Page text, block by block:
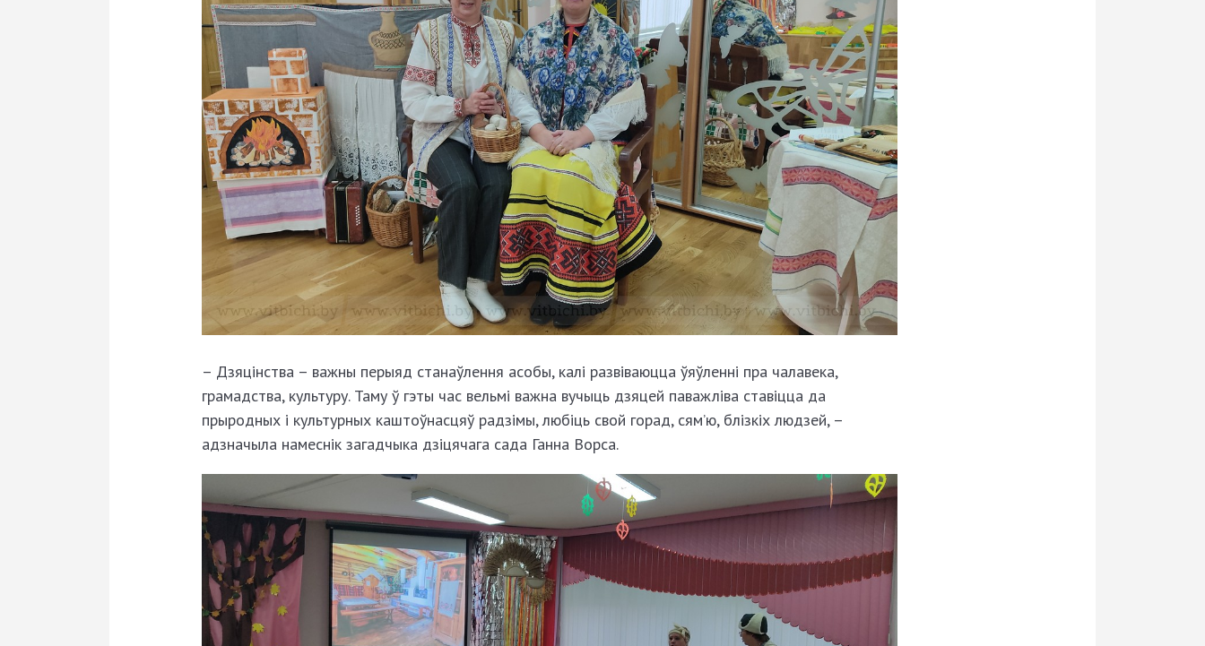
– Дзяцінства – важны перыяд станаўлення асобы, калі развіваюцца ўяўленні пра чалавека,
грамадства, культуру. Таму ў гэты час вельмі важна вучыць дзяцей паважліва ставіцца да
прыродных і культурных каштоўнасцяў радзімы, любіць свой горад, сям’ю, блізкіх людзей, –
адзначыла намеснік загадчыка дзіцячага сада Ганна Ворса.